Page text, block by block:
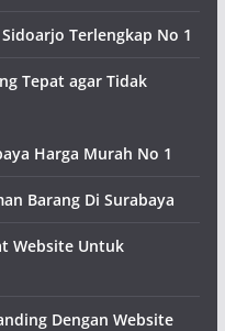
Terlengkap No 1
Tepat agar Tidak
Harga Murah No 1
Barang Di Surabaya
Website Untuk
Dengan Website